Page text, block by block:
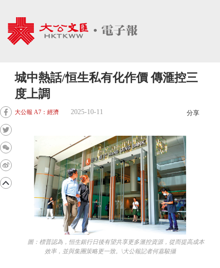
城中熱話/恒生私有化作價 傳滙控三
度上調
大公報 A7：經濟 2025-10-11 分享
圖：標普認為，恒生銀行日後有望共享更多滙控資源，從而提高成本
效率，並與集團策略更一致。\大公報記者何嘉駿攝